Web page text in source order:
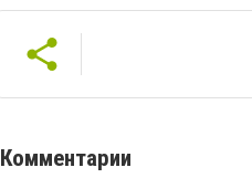
Комментарии